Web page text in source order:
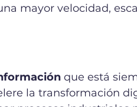
mayor velocidad,
que está
la transformación